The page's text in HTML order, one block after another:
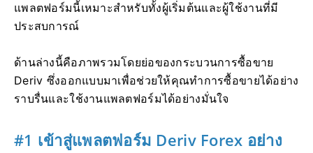
แพลตฟอร์มนี้เหมาะสำหรับทั้งผู้เริ่มต้นและผู้ใช้งานที่มี
ประสบการณ์
ด้านล่างนี้คือภาพรวมโดยย่อของกระบวนการซื้อขาย
Deriv ซึ่งออกแบบมาเพื่อช่วยให้คุณทำการซื้อขายได้อย่าง
ราบรื่นและใช้งานแพลตฟอร์มได้อย่างมั่นใจ
#1 เข้าสู่แพลตฟอร์ม Deriv Forex อย่าง